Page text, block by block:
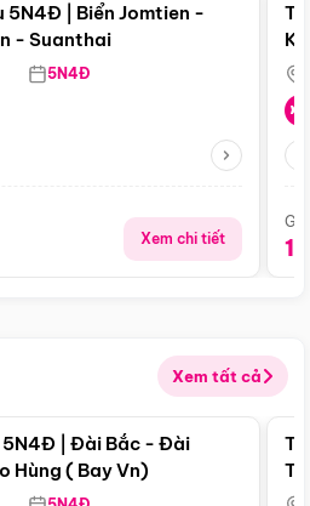
5N4Đ | Biển Jomtien -
- Suanthai
5N4Đ
Xem chi tiết
Xem tất cả
Điểm nổi bật
5N4Đ | Đài Bắc - Đài
Hùng ( Bay Vn)